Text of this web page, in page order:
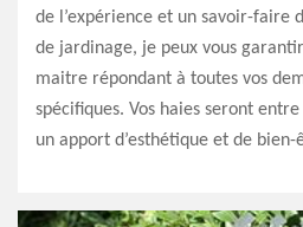
de l’expérience et un savoir-faire
de jardinage, je peux vous
maitre répondant à toutes vos
spécifiques. Vos haies seront
un apport d’esthétique et de